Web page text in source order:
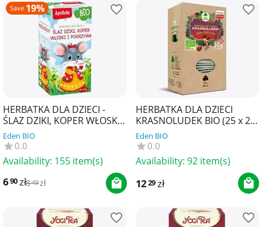
Save 19%
HERBATKA DLA DZIECI -
ŚLAZ DZIKI, KOPER WŁOSKI I
POKRZYWA BIO (20 x 1,5 g)
30 g - APOTHEKE
Eden BIO
0.0
Availability: 155 item(s)
690zł849zł
HERBATKA DLA DZIECI
KRASNOLUDEK BIO (25 x 2
g) 50 g - DARY NATURY
Eden BIO
0.0
Availability: 92 item(s)
1229zł